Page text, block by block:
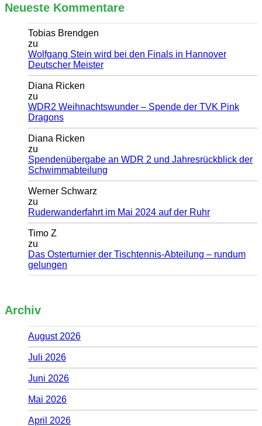
Neueste Kommentare
Tobias Brendgen
zu
Wolfgang Stein wird bei den Finals in Hannover
Deutscher Meister
Diana Ricken
zu
WDR2 Weihnachtswunder – Spende der TVK Pink
Dragons
Diana Ricken
zu
Spendenübergabe an WDR 2 und Jahresrückblick der
Schwimmabteilung
Werner Schwarz
zu
Ruderwanderfahrt im Mai 2024 auf der Ruhr
Timo Z
zu
Das Osterturnier der Tischtennis-Abteilung – rundum
gelungen
Archiv
August 2026
Juli 2026
Juni 2026
Mai 2026
April 2026